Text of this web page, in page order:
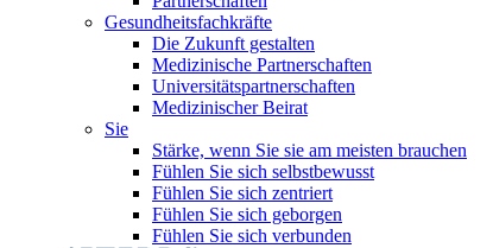
Gesundheitsfachkräfte
Die Zukunft gestalten
Medizinische Partnerschaften
Universitätspartnerschaften
Medizinischer Beirat
Sie
Stärke, wenn Sie sie am meisten brauchen
Fühlen Sie sich selbstbewusst
Fühlen Sie sich zentriert
Fühlen Sie sich geborgen
Fühlen Sie sich verbunden